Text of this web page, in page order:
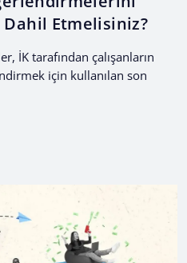
Etmelisiniz?
İK tarafından çalışanların
için kullanılan son